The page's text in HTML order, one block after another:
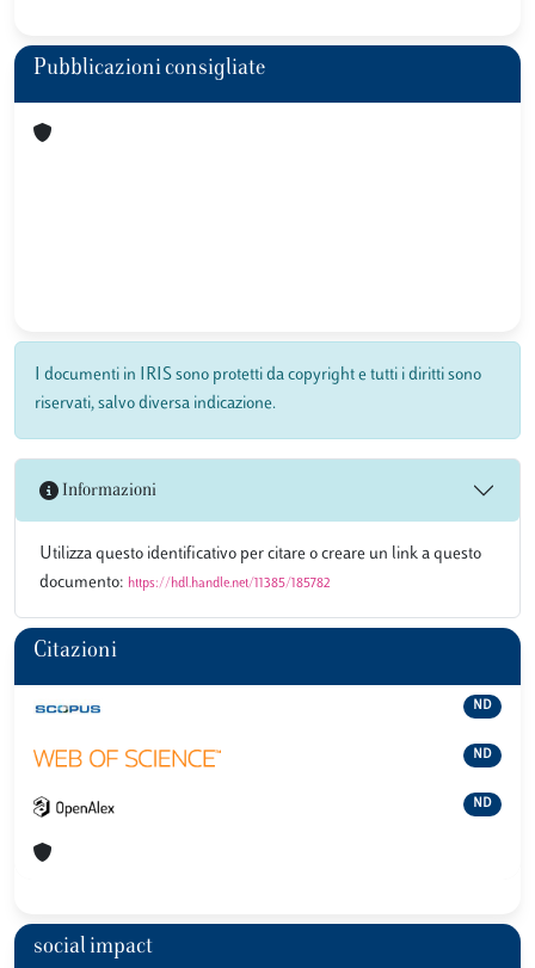
Pubblicazioni consigliate
I documenti in IRIS sono protetti da copyright e tutti i diritti sono
riservati, salvo diversa indicazione.
Informazioni
Utilizza questo identificativo per citare o creare un link a questo
documento: https://hdl.handle.net/11385/185782
Citazioni
ND
ND
ND
social impact